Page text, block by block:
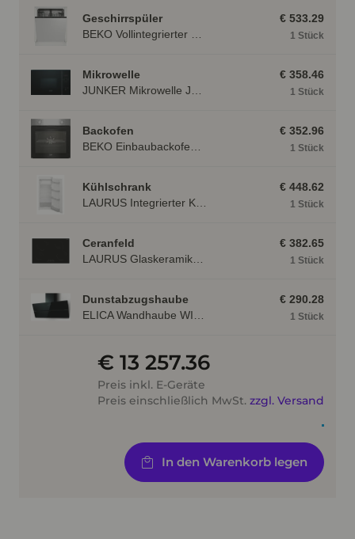
Geschirrspüler
€ 533.29
1 Stück
Mikrowelle
€ 358.46
1 Stück
Backofen
€ 352.96
1 Stück
Kühlschrank
€ 448.62
1 Stück
Ceranfeld
€ 382.65
1 Stück
Dunstabzugshaube
€ 290.28
1 Stück
€ 13 257.36
Preis inkl. E-Geräte
Preis einschließlich MwSt. zzgl. Versand
In den Warenkorb legen